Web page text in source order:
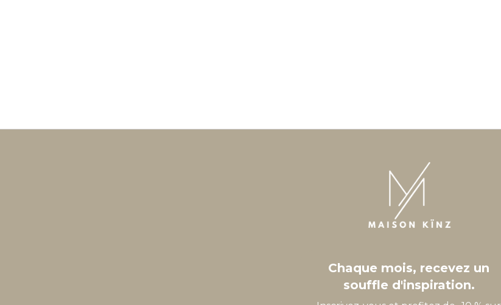
Chaque mois, recevez un
souffle d'inspiration.